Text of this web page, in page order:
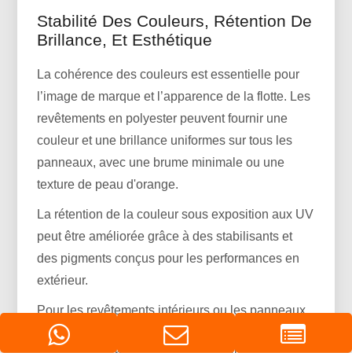
Stabilité Des Couleurs, Rétention De
Brillance, Et Esthétique
La cohérence des couleurs est essentielle pour
l’image de marque et l’apparence de la flotte. Les
revêtements en polyester peuvent fournir une
couleur et une brillance uniformes sur tous les
panneaux, avec une brume minimale ou une
texture de peau d'orange.
La rétention de la couleur sous exposition aux UV
peut être améliorée grâce à des stabilisants et
des pigments conçus pour les performances en
extérieur.
Pour les revêtements intérieurs ou les panneaux
d'espace de chargement, une gamme de finitions